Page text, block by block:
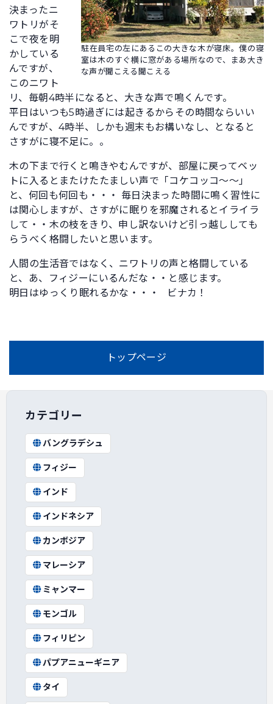
駐在員宅の左にあるこの大きな木が寝床。僕の寝
室は木のすぐ横に窓がある場所なので、まあ大き
な声が聞こえる聞こえる
決まったニ
ワトリがそ
こで夜を明
かしている
んですが、
このニワト
リ、毎朝4時半になると、大きな声で鳴くんです。
平日はいつも5時過ぎには起きるからその時間ならいい
んですが、4時半、しかも週末もお構いなし、となると
さすがに寝不足に。。
木の下まで行くと鳴きやむんですが、部屋に戻ってベッ
トに入るとまたけたたましい声で「コケコッコ～～」
と、何回も何回も・・・ 毎日決まった時間に鳴く習性に
は関心しますが、さすがに眠りを邪魔されるとイライラ
して・・木の枝をきり、申し訳ないけど引っ越ししても
らうべく格闘したいと思います。
人間の生活音ではなく、ニワトリの声と格闘している
と、あ、フィジーにいるんだな・・と感じます。
明日はゆっくり眠れるかな・・・ ビナカ！
トップページ
カテゴリー
バングラデシュ
フィジー
インド
インドネシア
カンボジア
マレーシア
ミャンマー
モンゴル
フィリピン
パプアニューギニア
タイ